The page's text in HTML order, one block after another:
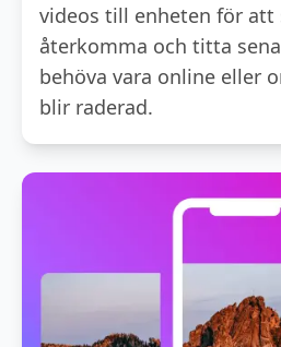
videos till enheten för
återkomma och titta
behöva vara online eller
blir raderad.